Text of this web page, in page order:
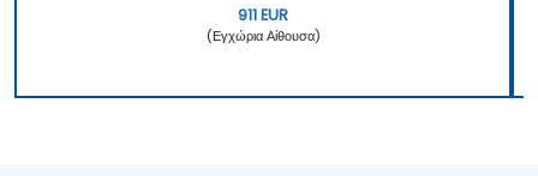
911 EUR
(Εγχώρια Αίθουσα)